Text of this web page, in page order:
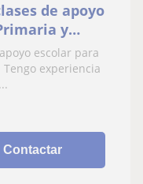
de apoyo
y
como
escolar para
experiencia
Contactar